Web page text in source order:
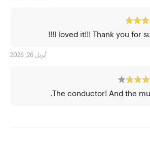
I loved it!!! Thank you for
أبريل 26, 2026
The conductor! And the